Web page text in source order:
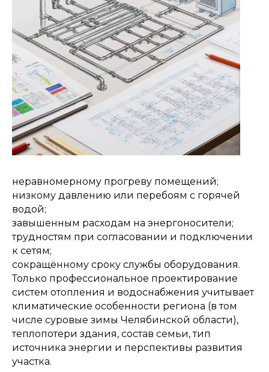
неравномерному прогреву помещений;
низкому давлению или перебоям с горячей
водой;
завышенным расходам на энергоносители;
трудностям при согласовании и подключении
к сетям;
сокращённому сроку службы оборудования.
Только профессиональное проектирование
систем отопления и водоснабжения учитывает
климатические особенности региона (в том
числе суровые зимы Челябинской области),
теплопотери здания, состав семьи, тип
источника энергии и перспективы развития
участка.